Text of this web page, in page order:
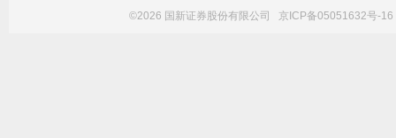
©2026 国新证券股份有限公司 京ICP备05051632号-16